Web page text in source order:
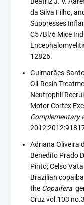
da Silva Filho,
Suppresses
C57Bl/6 Mice
12826.
Guimarães-
Oil-Resin
Neutrophil
Motor Cortex
Complementary
Adriana Oliveira
Benedito Prado
Pinto; Celso
Brazilian
the Copaifera
Cruz vol.103